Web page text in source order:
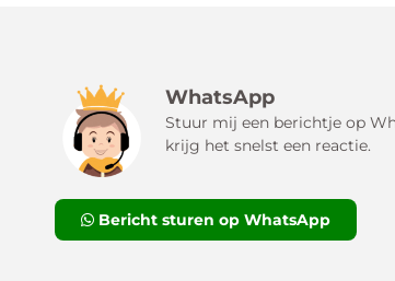
WhatsApp
Stuur mij een berichtje op
krijg het snelst een reactie.
Bericht sturen op WhatsApp